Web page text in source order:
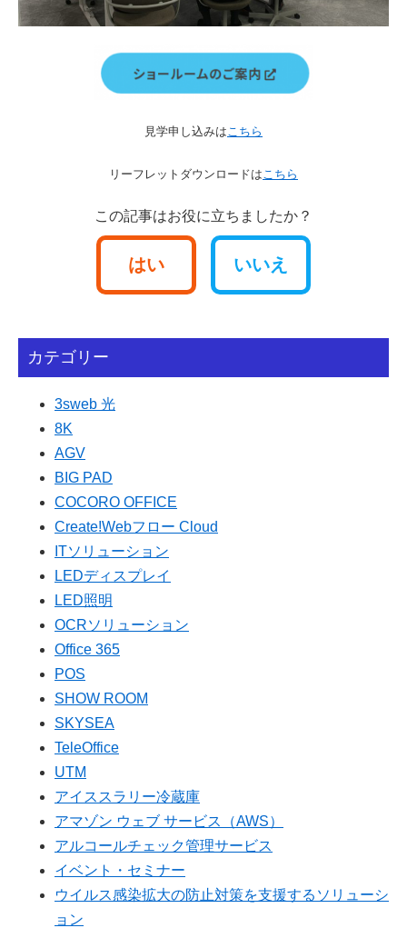
見学申し込みは こちら
リーフレットダウンロードは こちら
この記事はお役に立ちましたか？
はい いいえ
カテゴリー
3sweb 光
8K
AGV
BIG PAD
COCORO OFFICE
Create!Webフロー Cloud
ITソリューション
LEDディスプレイ
LED照明
OCRソリューション
Office 365
POS
SHOW ROOM
SKYSEA
TeleOffice
UTM
アイススラリー冷蔵庫
アマゾン ウェブ サービス（AWS）
アルコールチェック管理サービス
イベント・セミナー
ウイルス感染拡大の防止対策を支援するソリューシ
ョン